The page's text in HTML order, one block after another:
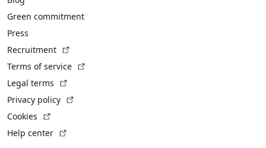
Green commitment
Press
Recruitment
Terms of service
Legal terms
Privacy policy
Cookies
Help center